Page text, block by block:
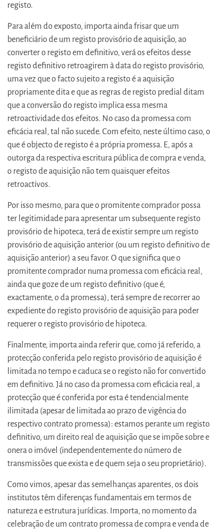
registo.
Para além do exposto, importa ainda frisar que um
beneficiário de um registo provisório de aquisição, ao
converter o registo em definitivo, verá os efeitos desse
registo definitivo retroagirem à data do registo provisório,
uma vez que o facto sujeito a registo é a aquisição
propriamente dita e que as regras de registo predial ditam
que a conversão do registo implica essa mesma
retroactividade dos efeitos. No caso da promessa com
eficácia real, tal não sucede. Com efeito, neste último caso, o
que é objecto de registo é a própria promessa. E, após a
outorga da respectiva escritura pública de compra e venda,
o registo de aquisição não tem quaisquer efeitos
retroactivos.
Por isso mesmo, para que o promitente comprador possa
ter legitimidade para apresentar um subsequente registo
provisório de hipoteca, terá de existir sempre um registo
provisório de aquisição anterior (ou um registo definitivo de
aquisição anterior) a seu favor. O que significa que o
promitente comprador numa promessa com eficácia real,
ainda que goze de um registo definitivo (que é,
exactamente, o da promessa), terá sempre de recorrer ao
expediente do registo provisório de aquisição para poder
requerer o registo provisório de hipoteca.
Finalmente, importa ainda referir que, como já referido, a
protecção conferida pelo registo provisório de aquisição é
limitada no tempo e caduca se o registo não for convertido
em definitivo. Já no caso da promessa com eficácia real, a
protecção que é conferida por esta é tendencialmente
ilimitada (apesar de limitada ao prazo de vigência do
respectivo contrato promessa): estamos perante um registo
definitivo, um direito real de aquisição que se impõe sobre e
onera o imóvel (independentemente do número de
transmissões que exista e de quem seja o seu proprietário).
Como vimos, apesar das semelhanças aparentes, os dois
institutos têm diferenças fundamentais em termos de
natureza e estrutura jurídicas. Importa, no momento da
celebração de um contrato promessa de compra e venda de